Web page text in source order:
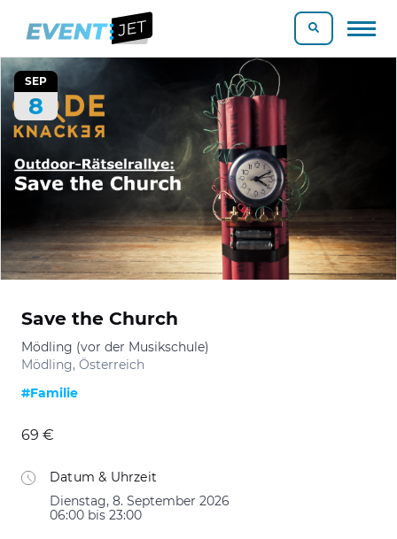
SEP
8
Save the Church
Mödling (vor der Musikschule)
Mödling, Österreich
#Familie
69 €
Datum & Uhrzeit
Dienstag, 8. September 2026
06:00 bis 23:00